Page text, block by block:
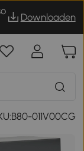
Downloaden
011V00CG